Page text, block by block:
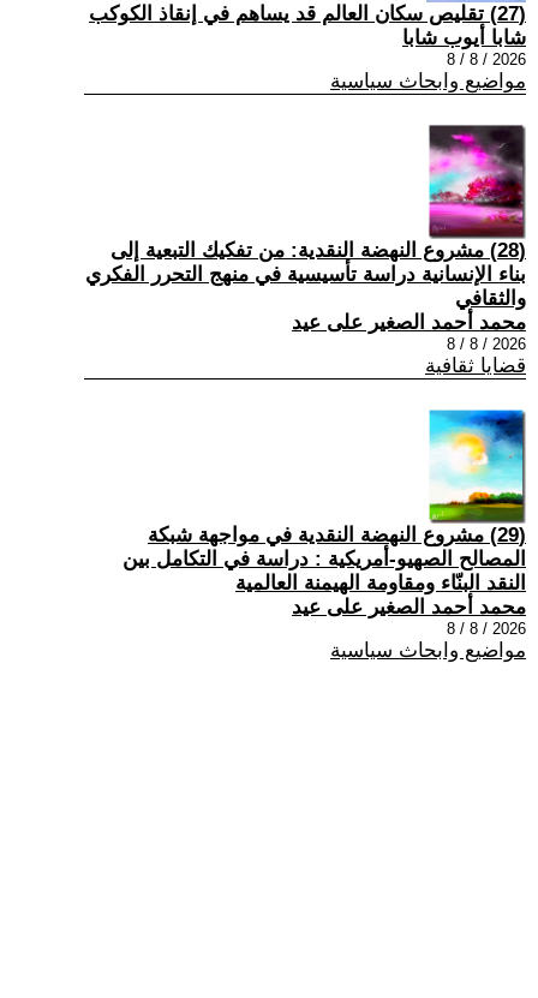
(27) تقليص سكان العالم قد يساهم في إنقاذ الكوكب
شابا أيوب شابا
2026 / 8 / 8
مواضيع وابحاث سياسية
(28) مشروع النهضة النقدية: من تفكيك التبعية إلى
بناء الإنسانية دراسة تأسيسية في منهج التحرر الفكري
والثقافي
محمد أحمد الصغير على عيد
2026 / 8 / 8
قضايا ثقافية
(29) مشروع النهضة النقدية في مواجهة شبكة
المصالح الصهيو-أمريكية : دراسة في التكامل بين
النقد البنّاء ومقاومة الهيمنة العالمية
محمد أحمد الصغير على عيد
2026 / 8 / 8
مواضيع وابحاث سياسية